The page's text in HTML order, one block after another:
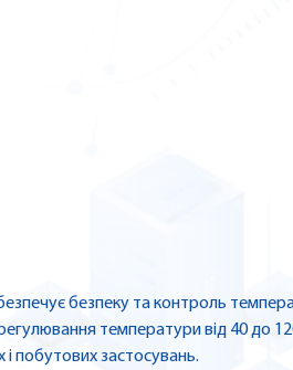
безпеку та контроль
температури від 40 до
побутових застосувань.